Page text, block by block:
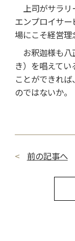
上司がサラリ
エンプロイサ
場にこそ経営理
お釈迦様も八
き）を唱えて
ことができれ
のではないか。
前の記事へ